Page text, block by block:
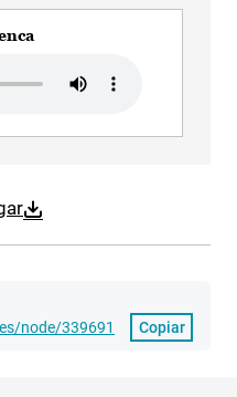
node/339691
Copiar